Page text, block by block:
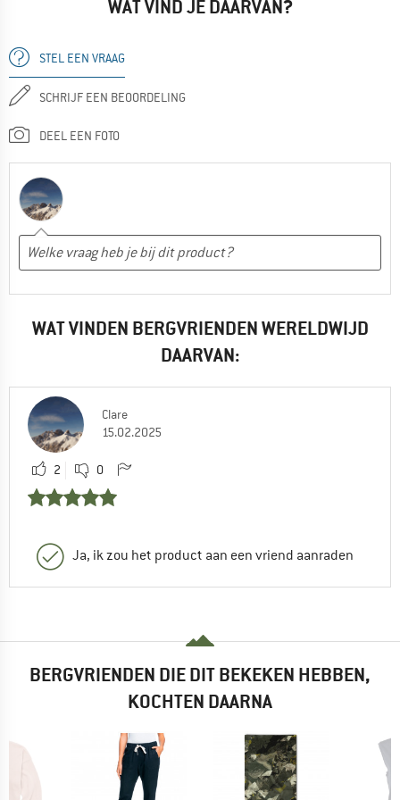
WAT VIND JE DAARVAN?
STEL EEN VRAAG
SCHRIJF EEN BEOORDELING
DEEL EEN FOTO
WAT VINDEN BERGVRIENDEN WERELDWIJD
DAARVAN:
Clare
15.02.2025
2 0
Ja, ik zou het product aan een vriend aanraden
BERGVRIENDEN DIE DIT BEKEKEN HEBBEN,
KOCHTEN DAARNA